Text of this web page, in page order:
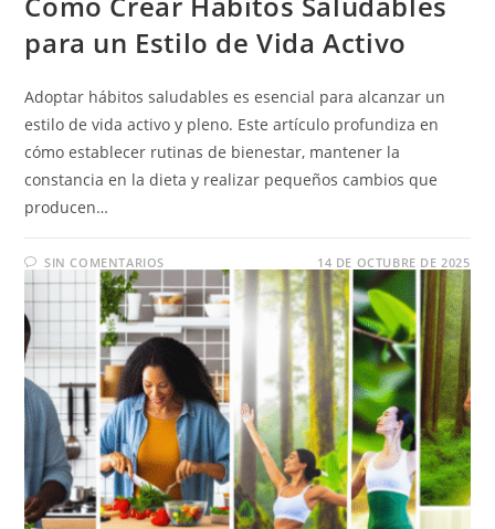
para un Estilo de Vida Activo
Adoptar hábitos saludables es esencial para alcanzar un
estilo de vida activo y pleno. Este artículo profundiza en
cómo establecer rutinas de bienestar, mantener la
constancia en la dieta y realizar pequeños cambios que
producen…
SIN COMENTARIOS 14 DE OCTUBRE DE 2025